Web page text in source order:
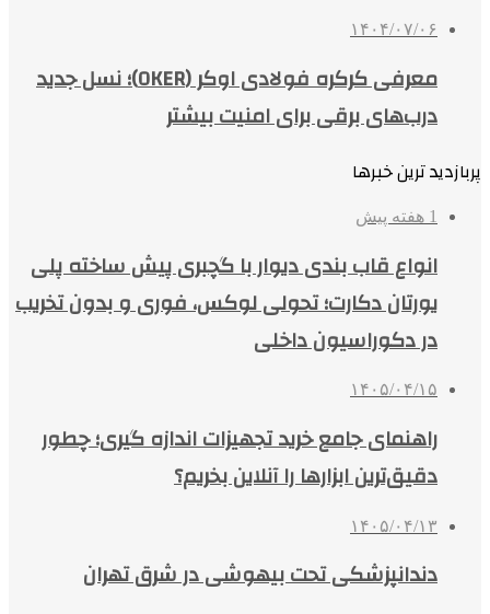
۱۴۰۴/۰۷/۰۶
معرفی کرکره فولادی اوکر (OKER)؛ نسل جدید
درب‌های برقی برای امنیت بیشتر
پربازدید ترین خبرها
1 هفته پیش
انواع قاب بندی دیوار با گچبری پیش ساخته پلی
یورتان دکارت؛ تحولی لوکس، فوری و بدون تخریب
در دکوراسیون داخلی
۱۴۰۵/۰۴/۱۵
راهنمای جامع خرید تجهیزات اندازه گیری؛ چطور
دقیق‌ترین ابزارها را آنلاین بخریم؟
۱۴۰۵/۰۴/۱۳
دندانپزشکی تحت بیهوشی در شرق تهران